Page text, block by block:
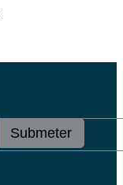
Submeter